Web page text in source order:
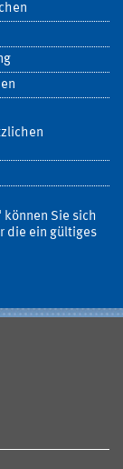
Sie sich
die ein gültiges